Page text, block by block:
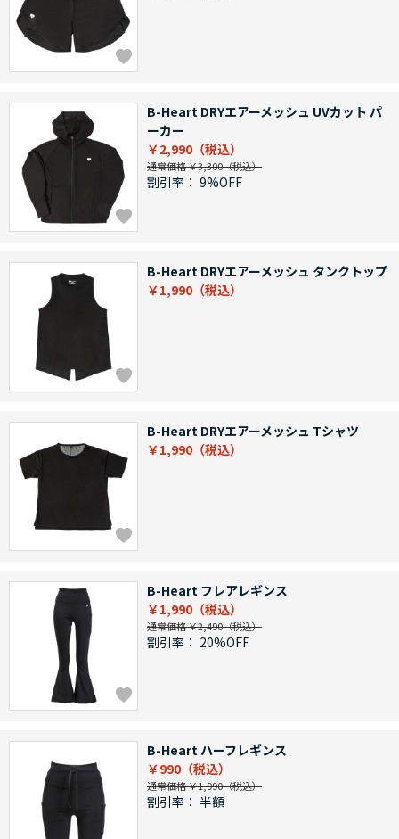
B-Heart DRYエアーメッシュ UVカット パ
ーカー
￥2,990
通常価格 ￥3,300
割引率： 9%OFF
B-Heart DRYエアーメッシュ タンクトップ
￥1,990
B-Heart DRYエアーメッシュ Tシャツ
￥1,990
B-Heart フレアレギンス
￥1,990
通常価格 ￥2,490
割引率： 20%OFF
B-Heart ハーフレギンス
￥990
通常価格 ￥1,990
割引率： 半額